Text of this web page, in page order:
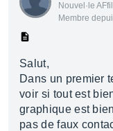
Nouvel·le
Membre
Salut,
Dans un premier
voir si tout est
graphique est
pas de faux